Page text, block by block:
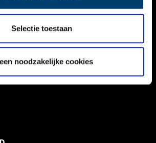
Selectie toestaan
noodzakelijke cookies